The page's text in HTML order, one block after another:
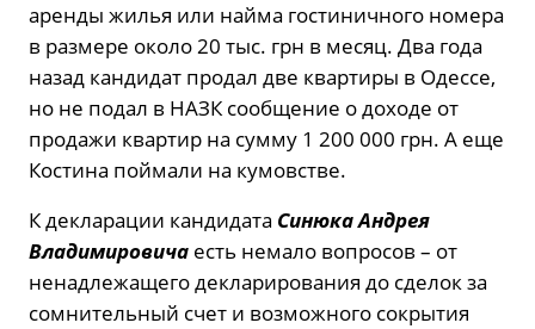
аренды жилья или найма гостиничного номера
в размере около 20 тыс. грн в месяц. Два года
назад кандидат продал две квартиры в Одессе,
но не подал в НАЗК сообщение о доходе от
продажи квартир на сумму 1 200 000 грн. А еще
Костина поймали на кумовстве.
К декларации кандидата Синюка Андрея
Владимировича есть немало вопросов – от
ненадлежащего декларирования до сделок за
сомнительный счет и возможного сокрытия